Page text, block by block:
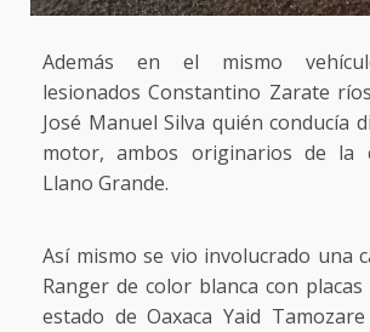
Además en el mismo
lesionados Constantino Zarate
José Manuel Silva quién conducía
motor, ambos originarios de la
Llano Grande.
Así mismo se vio involucrado una
Ranger de color blanca con
estado de Oaxaca Yaid